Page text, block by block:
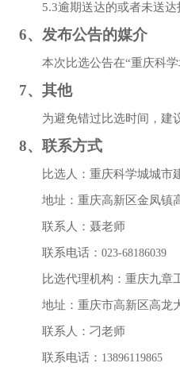
5.3逾期送达的或者未送
6、发布公告的媒介
本次比选公告在“重庆科
7、其他
为避免错过比选时间，建
8、联系方式
比选人：重庆科学城城市
地址：重庆高新区金凤镇
联系人：聂老师
联系电话： 023-68186039
比选代理机构：重庆九章
地址：重庆市高新区高龙
联系人：刁老师
联系电话：